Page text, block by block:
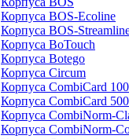
Корпуса BOS-Ecoline
Корпуса BOS-
Корпуса BoTouch
Корпуса Botego
Корпуса Circum
Корпуса CombiCard
Корпуса CombiCard
Корпуса CombiNorm-
Корпуса CombiNorm-